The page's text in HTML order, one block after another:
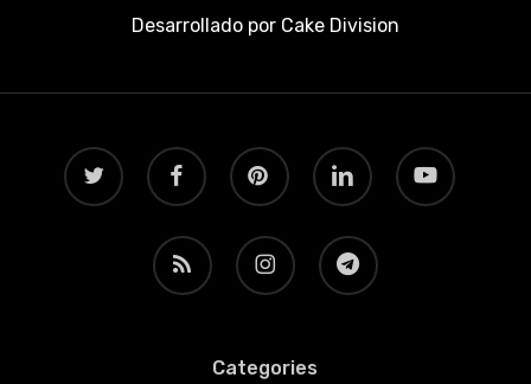
Desarrollado porCake Division
twitter facebook pinterest linkedin youtube
RSS instagram telegram
Categories